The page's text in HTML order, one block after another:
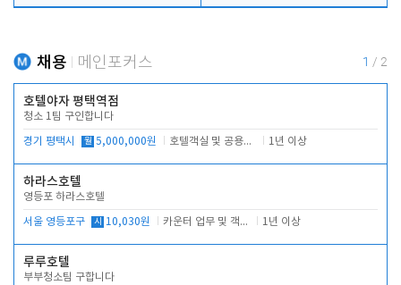
채용 메인포커스 1 / 2
호텔야자 평택역점
청소 1팀 구인합니다
경기 평택시 월 5,000,000원 호텔객실 및 공용시설 청소 관리 1년 이상
하라스호텔
영등포 하라스호텔
서울 영등포구 시 10,030원 카운터 업무 및 객실관리(청소상태 확인, 객실판매) 1년 이상
루루호텔
부부청소팀 구합니다